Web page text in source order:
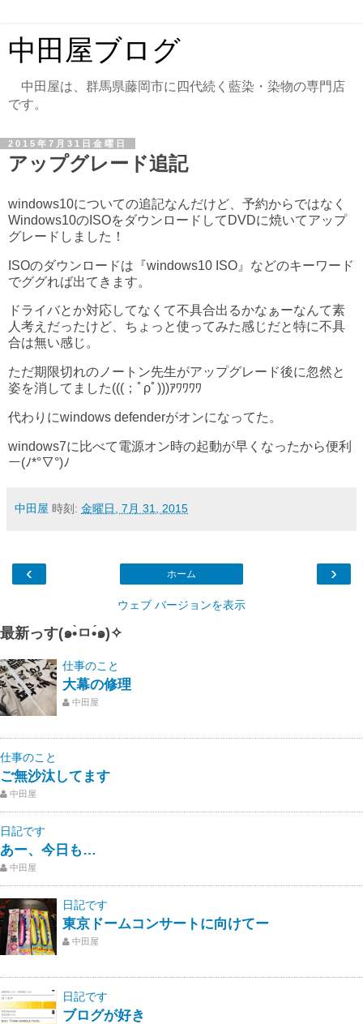
中田屋ブログ
中田屋は、群馬県藤岡市に四代続く藍染・染物の専門店
です。
2015年7月31日金曜日
アップグレード追記
windows10についての追記なんだけど、予約からではなく
Windows10のISOをダウンロードしてDVDに焼いてアップ
グレードしました！
ISOのダウンロードは『windows10 ISO』などのキーワード
でググれば出てきます。
ドライバとか対応してなくて不具合出るかなぁーなんて素
人考えだったけど、ちょっと使ってみた感じだと特に不具
合は無い感じ。
ただ期限切れのノートン先生がアップグレード後に忽然と
姿を消してました(((；ﾟρﾟ)))ｱﾜﾜﾜﾜ
代わりにwindows defenderがオンになってた。
windows7に比べて電源オン時の起動が早くなったから便利
ー(ﾉ*°▽°)ﾉ
中田屋 時刻: 金曜日, 7月 31, 2015
‹ ›
ホーム
ウェブ バージョンを表示
最新っす(๑•̀ㅁ•́๑)✧
仕事のこと
大幕の修理
中田屋
仕事のこと
ご無沙汰してます
中田屋
日記です
あー、今日も…
中田屋
日記です
東京ドームコンサートに向けてー
中田屋
日記です
ブログが好き